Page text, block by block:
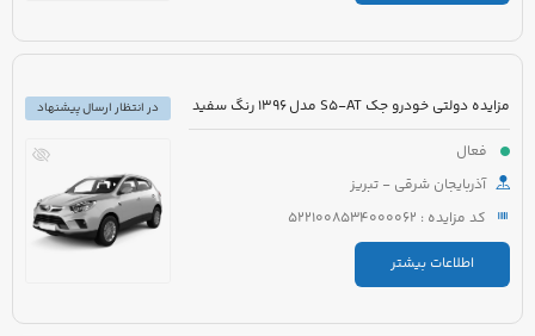
مزایده دولتی خودرو جک S5-AT مدل 1396 رنگ سفید
فعال
آذربایجان شرقی - تبریز
کد مزایده : 5221008534000062
اطلاعات بیشتر
در انتظار ارسال پیشنهاد